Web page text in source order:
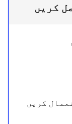
کریں
کریں